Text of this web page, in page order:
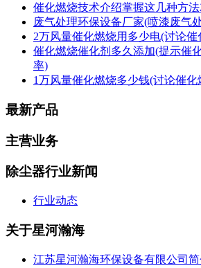
催化燃烧技术介绍掌握这几种方
废气处理环保设备厂家(喷漆废气
2万风量催化燃烧用多少电(讨论
催化燃烧催化剂多久添加(提示催
率)
1万风量催化燃烧多少钱(讨论催
最新产品
主营业务
除尘器行业新闻
行业动态
关于星河瀚海
江苏星河瀚海环保设备有限公司简